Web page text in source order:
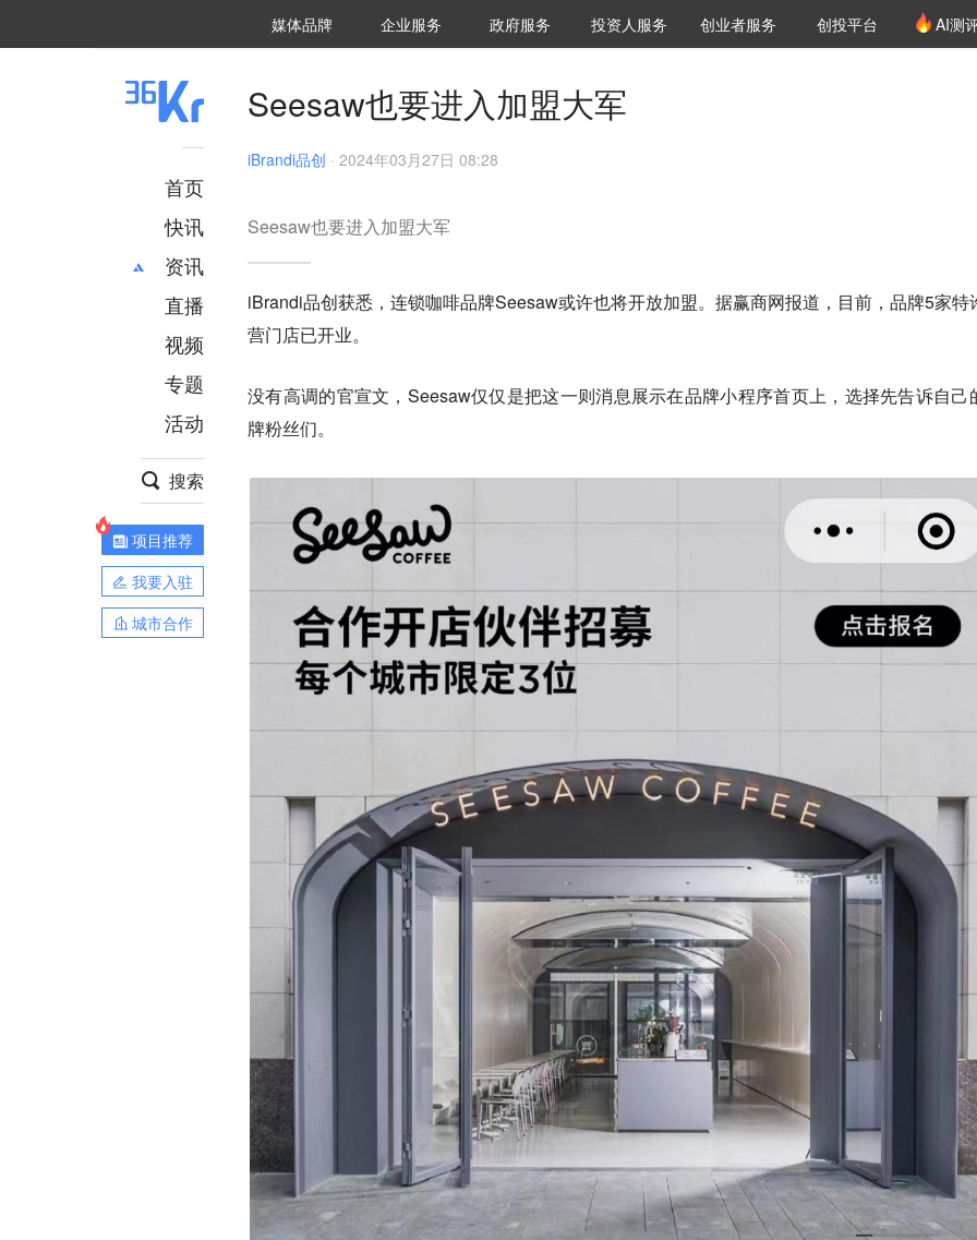
媒体品牌 36Kr研究院
企业服务 城市之窗
政府服务 VClub投资机构库
投资机构职位推介
投资人服务 创投氪堂
创业者服务 创投平台 AI测
首页
快讯
资讯
推荐
财经
项目推荐
安徽
直播
视频
专题
活动
搜索
项目推荐
我要入驻
城市合作
Seesaw也要进入加盟大军
iBrandi品创 · 2024年03月27日 08:28
Seesaw也要进入加盟大军
iBrandi品创获悉，连锁咖啡品牌Seesaw或许也将开放加盟。据赢商网报道，目前，品牌5家特
营门店已开业。
没有高调的官宣文，Seesaw仅仅是把这一则消息展示在品牌小程序首页上，选择先告诉自己
牌粉丝们。